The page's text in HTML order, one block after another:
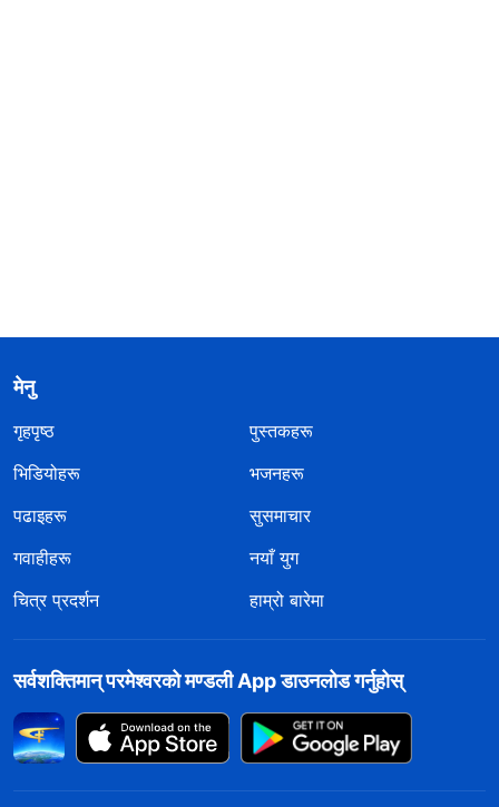
मेनु
गृहपृष्ठ
पुस्तकहरू
भिडियोहरू
भजनहरू
पढाइहरू
सुसमाचार
गवाहीहरू
नयाँ युग
चित्र प्रदर्शन
हाम्रो बारेमा
सर्वशक्तिमान्‌ परमेश्‍वरको मण्डली App डाउनलोड गर्नुहोस्